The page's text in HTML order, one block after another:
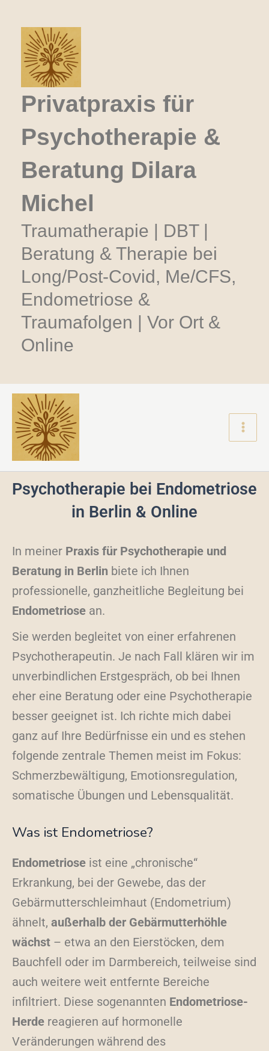
Privatpraxis für
Psychotherapie &
Beratung Dilara
Michel
Traumatherapie | DBT |
Beratung & Therapie bei
Long/Post-Covid, Me/CFS,
Endometriose &
Traumafolgen | Vor Ort &
Online
Inhalt
springen
Psychotherapie bei Endometriose
in Berlin & Online
In meiner Praxis für Psychotherapie und
Beratung in Berlin biete ich Ihnen
professionelle, ganzheitliche Begleitung bei
Endometriose an.
Sie werden begleitet von einer erfahrenen
Psychotherapeutin. Je nach Fall klären wir im
unverbindlichen Erstgespräch, ob bei Ihnen
eher eine Beratung oder eine Psychotherapie
besser geeignet ist. Ich richte mich dabei
ganz auf Ihre Bedürfnisse ein und es stehen
folgende zentrale Themen meist im Fokus:
Schmerzbewältigung, Emotionsregulation,
somatische Übungen und Lebensqualität.
Was ist Endometriose?
Endometriose ist eine „chronische“
Erkrankung, bei der Gewebe, das der
Gebärmutterschleimhaut (Endometrium)
ähnelt, außerhalb der Gebärmutterhöhle
wächst – etwa an den Eierstöcken, dem
Bauchfell oder im Darmbereich, teilweise sind
auch weitere weit entfernte Bereiche
infiltriert. Diese sogenannten Endometriose-
Herde reagieren auf hormonelle
Veränderungen während des